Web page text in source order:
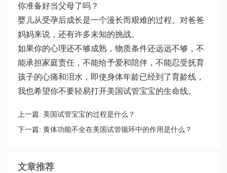
你准备好当父母了吗？
婴儿从受孕后成长是一个漫长而艰难的过程。对爸爸
妈妈来说，还有许多未知的挑战。
如果你的心理还不够成熟，物质条件还远远不够，不
能承担家庭责任，不能给予爱和陪伴，不能忍受抚育
孩子的心痛和泪水，即使身体年龄已经到了育龄线，
我也希望你不要轻易打开美国试管宝宝的生命线。
上一篇: 美国试管宝宝的过程是什么？
下一篇: 黄体功能不全在美国试管循环中的作用是什么？
文章推荐